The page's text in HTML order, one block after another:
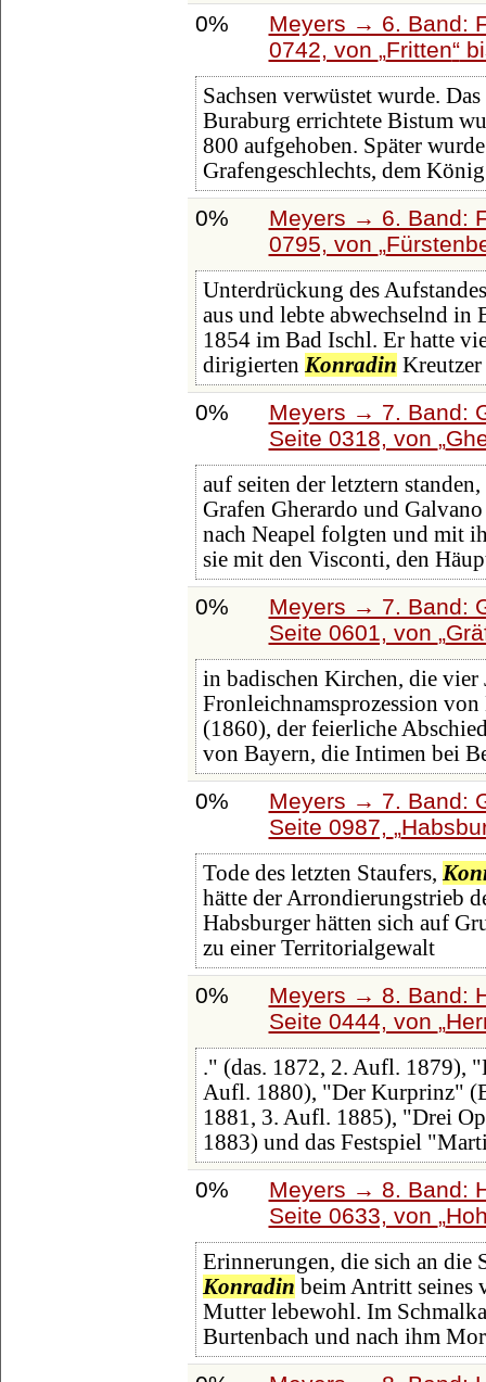
0%
Meyers → 6. Band:
0742, von Fritten
Sachsen verwüstet wurde.
Buraburg errichtete Bistum
800 aufgehoben. Später
Grafengeschlechts, dem
0%
Meyers → 6. Band:
0795, von
Unterdrückung des
aus und lebte abwechselnd
1854 im Bad Ischl. Er hatte
dirigierten Konradin
0%
Meyers → 7. Band:
Seite 0318, von
auf seiten der letztern
Grafen Gherardo und
nach Neapel folgten und mit
sie mit den Visconti, den
0%
Meyers → 7. Band:
Seite 0601, von
in badischen Kirchen, die vier
Fronleichnamsprozession
(1860), der feierliche
von Bayern, die Intimen bei
0%
Meyers → 7. Band:
Seite 0987,
Tode des letzten Staufers,
hätte der Arrondierungstrieb
Habsburger hätten sich auf
zu einer Territorialgewalt
0%
Meyers → 8. Band:
Seite 0444, von
." (das. 1872, 2. Aufl. 1879),
Aufl. 1880), "Der Kurprinz"
1881, 3. Aufl. 1885), "Drei
1883) und das Festspiel
0%
Meyers → 8. Band:
Seite 0633, von
Erinnerungen, die sich an die
Konradin beim Antritt seines
Mutter lebewohl. Im
Burtenbach und nach ihm